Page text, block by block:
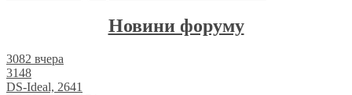
Новини форуму
3082 вчера
3148
DS-Ideal, 2641